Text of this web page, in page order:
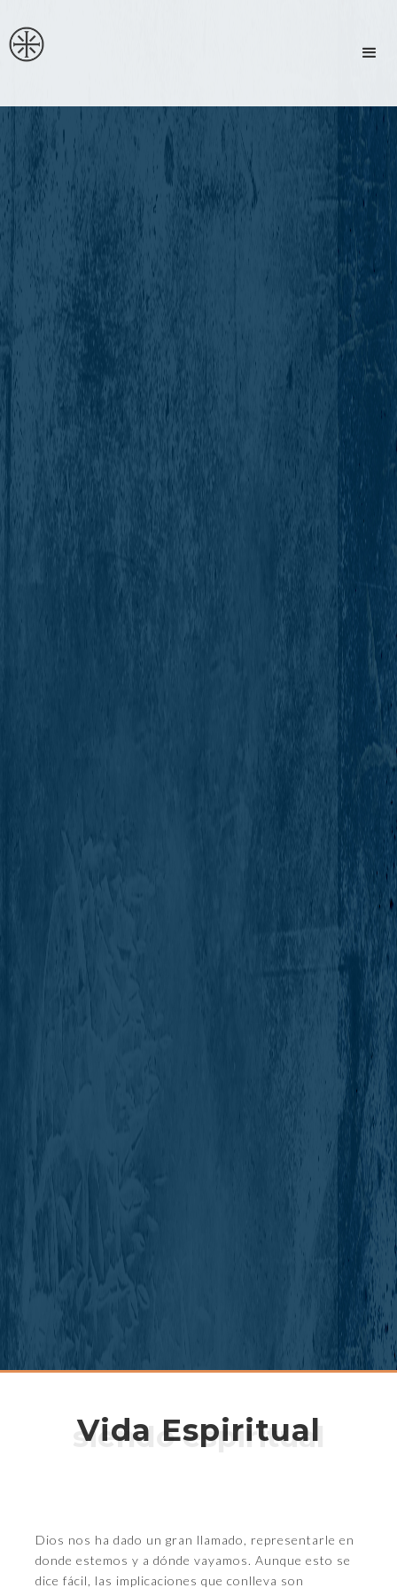
Vida Espiritual
siendo espiritual
Dios nos ha dado un gran llamado, representarle en
donde estemos y a dónde vayamos. Aunque esto se
dice fácil, las implicaciones que conlleva son